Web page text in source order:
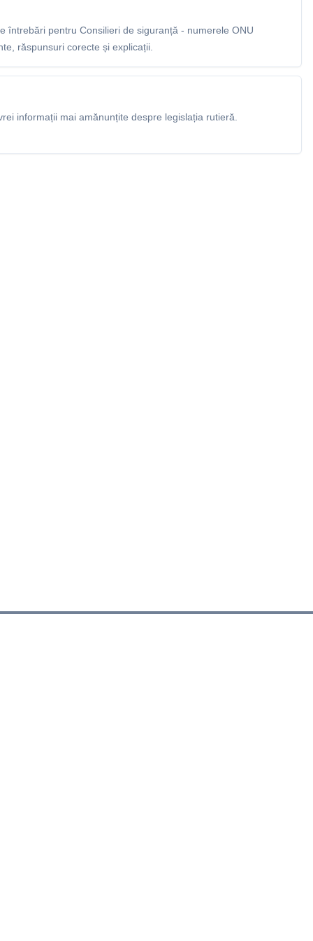
întrebări pentru Consilieri de siguranță - numerele ONU
răspunsuri corecte și explicații.
informații mai amănunțite despre legislația rutieră.